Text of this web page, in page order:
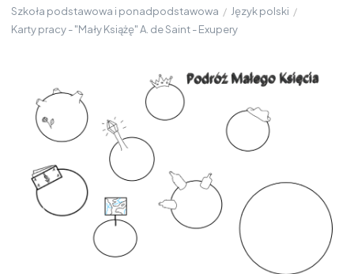
Szkoła podstawowa i ponadpodstawowa / Język polski /
Karty pracy - "Mały Książę" A. de Saint - Exupery